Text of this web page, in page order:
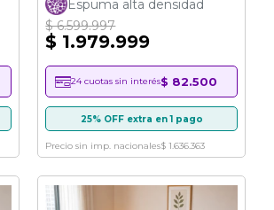
Espuma alta densidad
$ 6.599.997
$ 1.979.999
24 cuotas sin interés$ 82.500
25% OFF extra en 1 pago
Precio sin imp. nacionales$ 1.636.363